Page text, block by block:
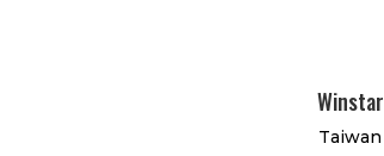
Winstar
Taiwan